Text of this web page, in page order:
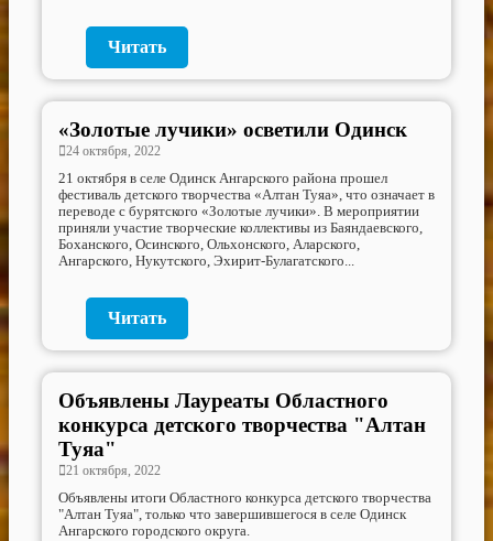
Читать
«Золотые лучики» осветили Одинск
24 октября, 2022
21 октября в селе Одинск Ангарского района прошел
фестиваль детского творчества «Алтан Туяа», что означает в
переводе с бурятского «Золотые лучики». В мероприятии
приняли участие творческие коллективы из Баяндаевского,
Боханского, Осинского, Ольхонского, Аларского,
Ангарского, Нукутского, Эхирит-Булагатского...
Читать
Объявлены Лауреаты Областного
конкурса детского творчества "Алтан
Туяа"
21 октября, 2022
Объявлены итоги Областного конкурса детского творчества
"Алтан Туяа", только что завершившегося в селе Одинск
Ангарского городского округа.